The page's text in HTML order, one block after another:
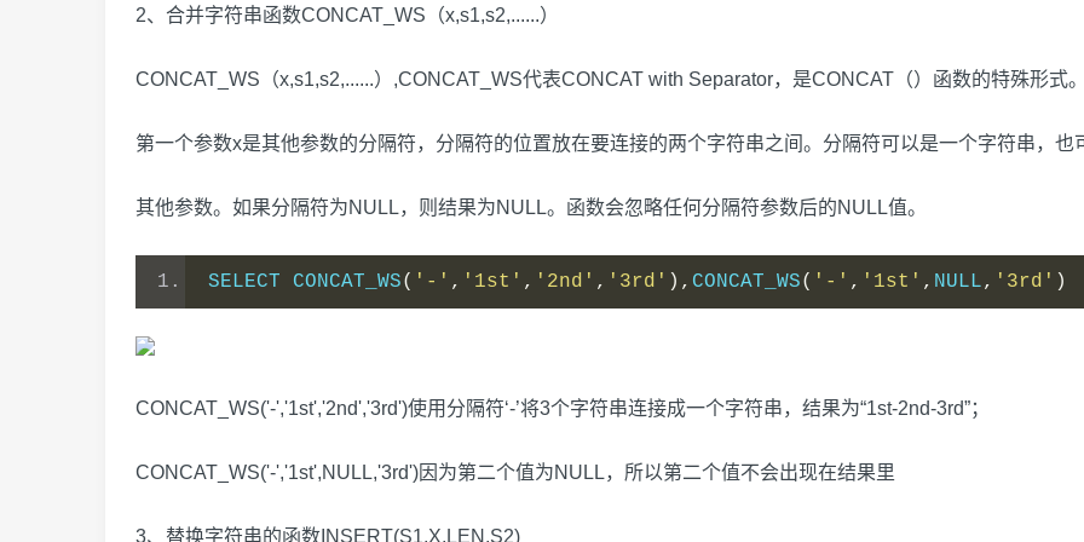
2、合并字符串函数CONCAT_WS（x,s1,s2,......）
CONCAT_WS（x,s1,s2,......）,CONCAT_WS代表CONCAT with Separator，是CONCAT（）函数的特殊形式。
第一个参数x是其他参数的分隔符，分隔符的位置放在要连接的两个字符串之间。分隔符可以是一个字符串，也
其他参数。如果分隔符为NULL，则结果为NULL。函数会忽略任何分隔符参数后的NULL值。
SELECT CONCAT_WS( '-' , '1st' , '2nd' , '3rd' ), CONCAT_WS( '-' , '1st' , NULL, '3rd' )
CONCAT_WS('-','1st','2nd','3rd')使用分隔符‘-’将3个字符串连接成一个字符串，结果为“1st-2nd-3rd”；
CONCAT_WS('-','1st',NULL,'3rd')因为第二个值为NULL，所以第二个值不会出现在结果里
3、替换字符串的函数INSERT(S1,X,LEN,S2)